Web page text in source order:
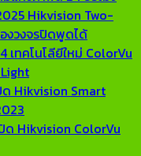
Hikvision Two-
งวงจรปิดพูดได้
เทคโนโลียีใหม่ ColorVu
ด Hikvision Smart
ด Hikvision ColorVu